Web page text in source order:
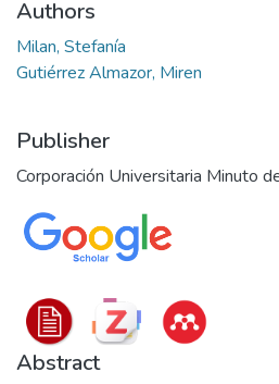
Authors
Milan, Stefanía
Gutiérrez Almazor, Miren
Publisher
Corporación Universitaria Minuto
Abstract